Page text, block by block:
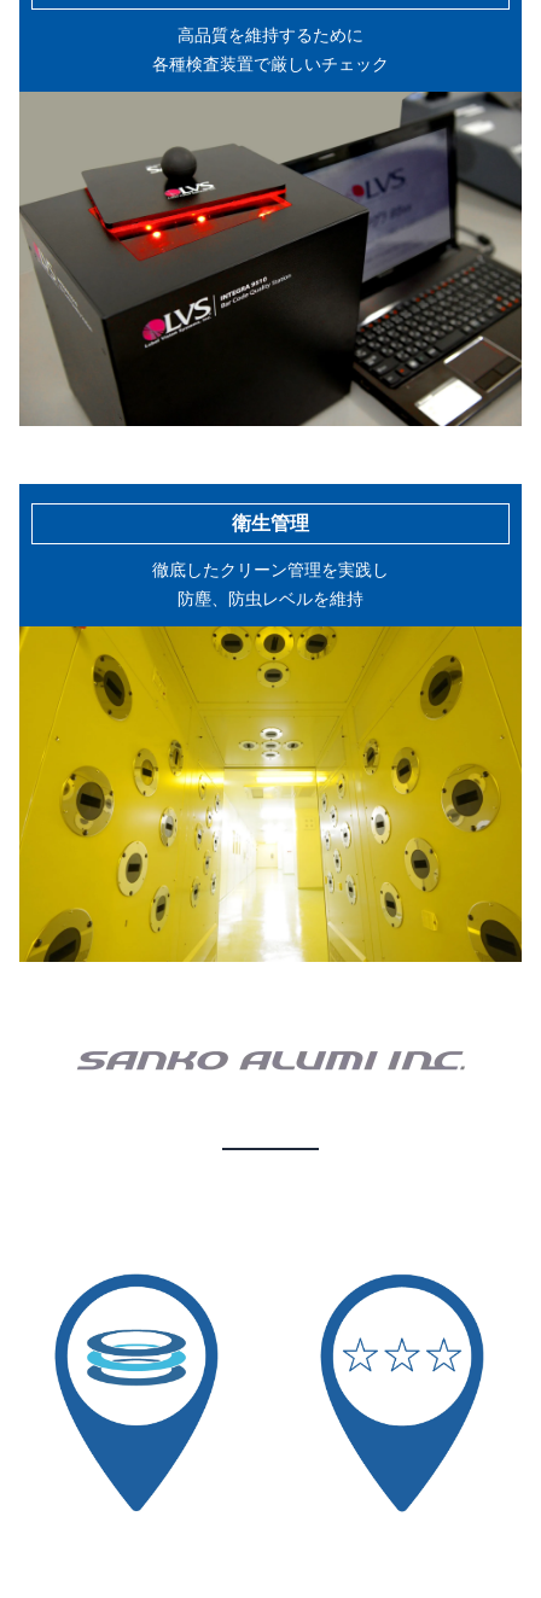
高品質を維持するために
各種検査装置で厳しいチェック
衛生管理
徹底したクリーン管理を実践し
防塵、防虫レベルを維持